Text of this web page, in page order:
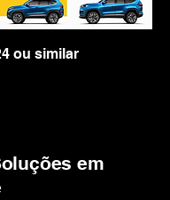
ou similar
em